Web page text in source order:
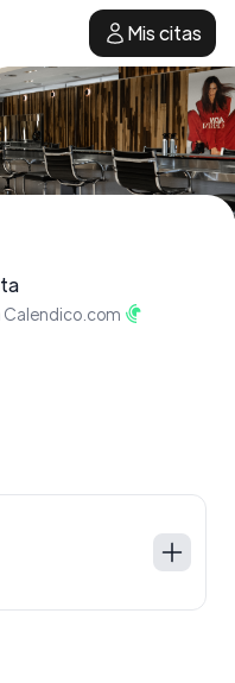
Mis citas
Calendico.com